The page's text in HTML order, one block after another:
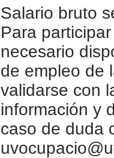
Salario bruto
Para
necesario
de empleo de
validarse con
información y
caso de duda